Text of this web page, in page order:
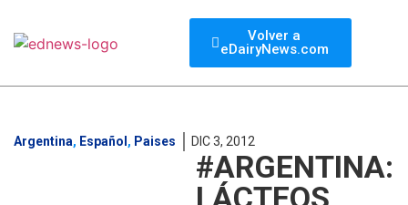
Volver a
eDairyNews.com
Argentina, Español , Paises DIC 3, 2012
#ARGENTINA:
LÁCTEOS